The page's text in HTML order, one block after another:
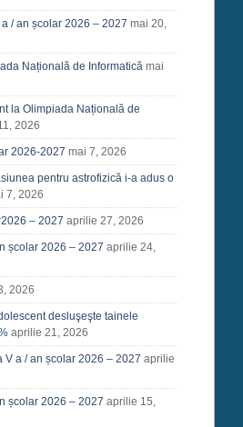
/ an școlar 2026 – 2027 mai 20,
Națională de Informatică mai
la Olimpiada Națională de
2026
2026-2027 mai 7, 2026
pentru astrofizică i-a adus o
7, 2026
– 2027 aprilie 27, 2026
școlar 2026 – 2027 aprilie 24,
2026
desluşeşte tainele
aprilie 21, 2026
a / an școlar 2026 – 2027 aprilie
școlar 2026 – 2027 aprilie 15,